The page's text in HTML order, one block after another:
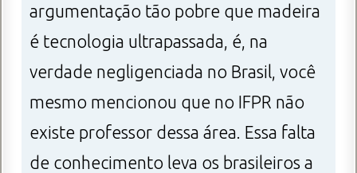
argumentação tão pobre que madeira
é tecnologia ultrapassada, é, na
verdade negligenciada no Brasil, você
mesmo mencionou que no IFPR não
existe professor dessa área. Essa falta
de conhecimento leva os brasileiros a